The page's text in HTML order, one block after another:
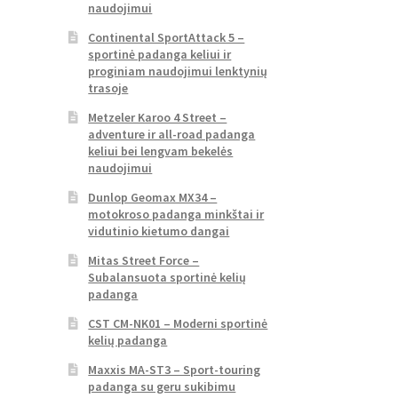
naudojimui
Continental SportAttack 5 –
sportinė padanga keliui ir
proginiam naudojimui lenktynių
trasoje
Metzeler Karoo 4 Street –
adventure ir all-road padanga
keliui bei lengvam bekelės
naudojimui
Dunlop Geomax MX34 –
motokroso padanga minkštai ir
vidutinio kietumo dangai
Mitas Street Force –
Subalansuota sportinė kelių
padanga
CST CM-NK01 – Moderni sportinė
kelių padanga
Maxxis MA-ST3 – Sport-touring
padanga su geru sukibimu